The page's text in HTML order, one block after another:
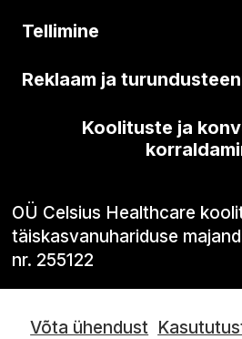
Tellimine
Reklaam ja
Koolituste ja
OÜ Celsius Healthcare
täiskasvanuhariduse
nr. 255122
Võta ühendust